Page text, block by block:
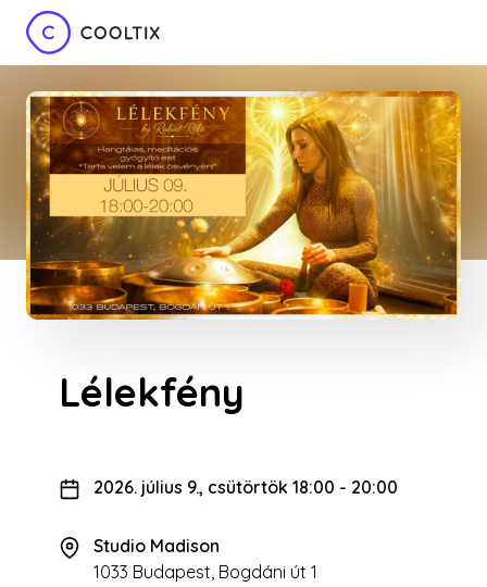
Lélekfény
2026. július 9., csütörtök 18:00 - 20:00
Studio Madison
1033 Budapest, Bogdáni út 1